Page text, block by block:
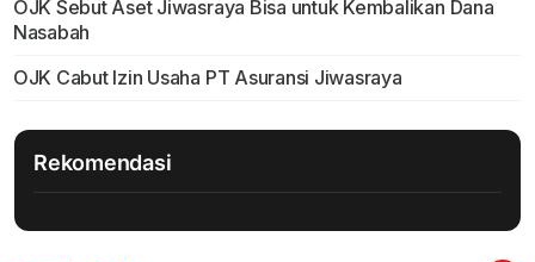
OJK Sebut Aset Jiwasraya Bisa untuk Kembalikan Dana
Nasabah
OJK Cabut Izin Usaha PT Asuransi Jiwasraya
Rekomendasi